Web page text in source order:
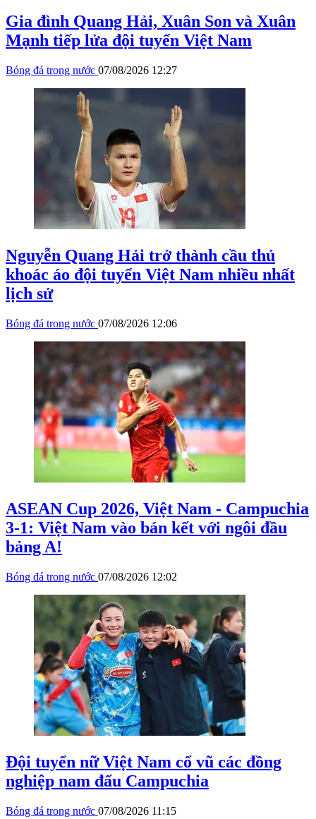
Gia đình Quang Hải, Xuân Son và Xuân
Mạnh tiếp lửa đội tuyển Việt Nam
Bóng đá trong nước 07/08/2026 12:27
Nguyễn Quang Hải trở thành cầu thủ
khoác áo đội tuyển Việt Nam nhiều nhất
lịch sử
Bóng đá trong nước 07/08/2026 12:06
ASEAN Cup 2026, Việt Nam - Campuchia
3-1: Việt Nam vào bán kết với ngôi đầu
bảng A!
Bóng đá trong nước 07/08/2026 12:02
Đội tuyển nữ Việt Nam cổ vũ các đồng
nghiệp nam đấu Campuchia
Bóng đá trong nước 07/08/2026 11:15